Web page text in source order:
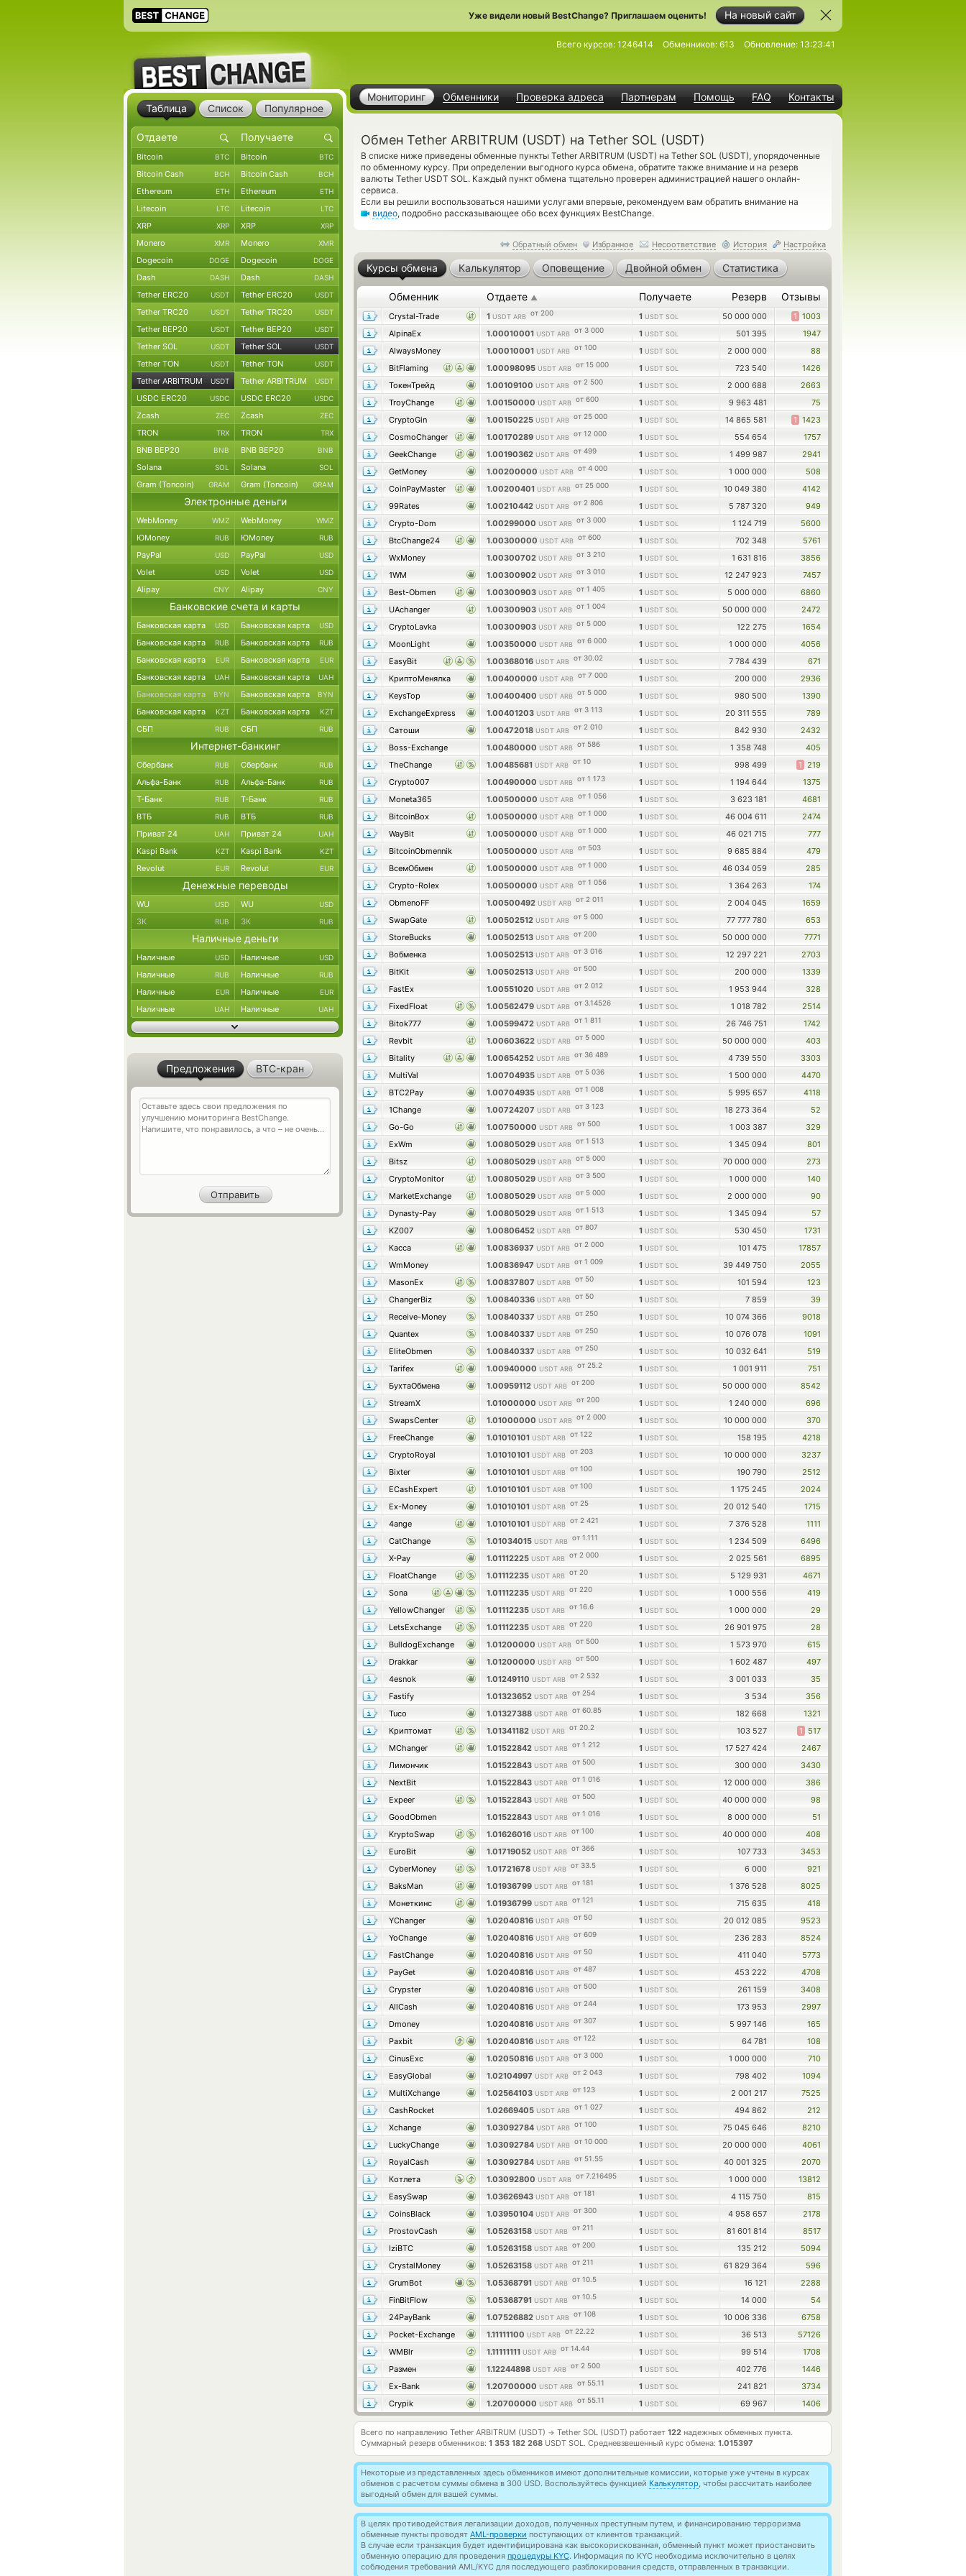
На новый сайт
Уже видели новый BestChange? Приглашаем оценить!
Мониторинг Обменники Проверка адреса Партнерам Помощь FAQ Контакты
Всего курсов: 1246414 Обменников: 613 Обновление: 13:23:41
Обмен Tether ARBITRUM (USDT) на Tether SOL (USDT)
В списке ниже приведены обменные пункты Tether ARBITRUM (USDT) на Tether SOL (USDT), упорядоченные
по обменному курсу. При определении выгодного курса обмена, обратите также внимание и на резерв
валюты Tether USDT SOL. Каждый пункт обмена тщательно проверен администрацией нашего онлайн-
сервиса.
Если вы решили воспользоваться нашими услугами впервые, рекомендуем вам обратить внимание на
видео, подробно рассказывающее обо всех функциях BestChange.
Обратный обмен Избранное Несоответствие История Настройка
Курсы обмена Калькулятор Оповещение Двойной обмен Статистика
Обменник Отдаете ▲ Получаете Резерв Отзывы
Crystal-Trade 1 USDT ARB от 200 1 USDT SOL 50 000 000 1 1003
AlpinaEx
1.00010001 USDT ARB от 3 000 1 USDT SOL 501 395
1947
AlwaysMoney
1.00010001 USDT ARB от 100 1 USDT SOL 2 000 000
88
BitFlaming
1.00098095 USDT ARB от 15 000 1 USDT SOL 723 540
1426
ТокенТрейд
1.00109100 USDT ARB от 2 500 1 USDT SOL 2 000 688
2663
TroyChange
1.00150000 USDT ARB от 600 1 USDT SOL 9 963 481
75
CryptoGin
1.00150225 USDT ARB от 25 000 1 USDT SOL 14 865 581 1 1423
CosmoChanger
1.00170289 USDT ARB от 12 000 1 USDT SOL 554 654
1757
GeekChange
1.00190362 USDT ARB от 499 1 USDT SOL 1 499 987
2941
GetMoney
1.00200000 USDT ARB от 4 000 1 USDT SOL 1 000 000
508
CoinPayMaster
1.00200401 USDT ARB от 25 000 1 USDT SOL 10 049 380
4142
99Rates
1.00210442 USDT ARB от 2 806 1 USDT SOL 5 787 320
949
Crypto-Dom
1.00299000 USDT ARB от 3 000 1 USDT SOL 1 124 719
5600
BtcChange24
1.00300000 USDT ARB от 600 1 USDT SOL 702 348
5761
WxMoney
1.00300702 USDT ARB от 3 210 1 USDT SOL 1 631 816
3856
1WM
1.00300902 USDT ARB от 3 010 1 USDT SOL 12 247 923
7457
Best-Obmen
1.00300903 USDT ARB от 1 405 1 USDT SOL 5 000 000
6860
UAchanger
1.00300903 USDT ARB от 1 004 1 USDT SOL 50 000 000
2472
CryptoLavka
1.00300903 USDT ARB от 5 000 1 USDT SOL 122 275
1654
MoonLight
1.00350000 USDT ARB от 6 000 1 USDT SOL 1 000 000
4056
EasyBit
1.00368016 USDT ARB от 30.02 1 USDT SOL 7 784 439
671
КриптоМенялка
1.00400000 USDT ARB от 7 000 1 USDT SOL 200 000
2936
KeysTop
1.00400400 USDT ARB от 5 000 1 USDT SOL 980 500
1390
ExchangeExpress
1.00401203 USDT ARB от 3 113 1 USDT SOL 20 311 555
789
Сатоши
1.00472018 USDT ARB от 2 010 1 USDT SOL 842 930
2432
Boss-Exchange
1.00480000 USDT ARB от 586 1 USDT SOL 1 358 748
405
TheChange
1.00485681 USDT ARB от 10 1 USDT SOL 998 499 1 219
Crypto007
1.00490000 USDT ARB от 1 173 1 USDT SOL 1 194 644
1375
Moneta365
1.00500000 USDT ARB от 1 056 1 USDT SOL 3 623 181
4681
BitcoinBox
1.00500000 USDT ARB от 1 000 1 USDT SOL 46 004 611
2474
WayBit
1.00500000 USDT ARB от 1 000 1 USDT SOL 46 021 715
777
BitcoinObmennik
1.00500000 USDT ARB от 503 1 USDT SOL 9 685 884
479
ВсемОбмен
1.00500000 USDT ARB от 1 000 1 USDT SOL 46 034 059
285
Crypto-Rolex
1.00500000 USDT ARB от 1 056 1 USDT SOL 1 364 263
174
ObmenoFF
1.00500492 USDT ARB от 2 011 1 USDT SOL 2 004 045
1659
SwapGate
1.00502512 USDT ARB от 5 000 1 USDT SOL 77 777 780
653
StoreBucks
1.00502513 USDT ARB от 200 1 USDT SOL 50 000 000
7771
Вобменка
1.00502513 USDT ARB от 3 016 1 USDT SOL 12 297 221
2703
BitKit
1.00502513 USDT ARB от 500 1 USDT SOL 200 000
1339
FastEx
1.00551020 USDT ARB от 2 012 1 USDT SOL 1 953 944
328
FixedFloat
1.00562479 USDT ARB от 3.14526 1 USDT SOL 1 018 782
2514
Bitok777
1.00599472 USDT ARB от 1 811 1 USDT SOL 26 746 751
1742
Revbit
1.00603622 USDT ARB от 5 000 1 USDT SOL 50 000 000
403
Bitality
1.00654252 USDT ARB от 36 489 1 USDT SOL 4 739 550
3303
MultiVal
1.00704935 USDT ARB от 5 036 1 USDT SOL 1 500 000
4470
BTC2Pay
1.00704935 USDT ARB от 1 008 1 USDT SOL 5 995 657
4118
1Change
1.00724207 USDT ARB от 3 123 1 USDT SOL 18 273 364
52
Go-Go
1.00750000 USDT ARB от 500 1 USDT SOL 1 003 387
329
ExWm
1.00805029 USDT ARB от 1 513 1 USDT SOL 1 345 094
801
Bitsz
1.00805029 USDT ARB от 5 000 1 USDT SOL 70 000 000
273
CryptoMonitor
1.00805029 USDT ARB от 3 500 1 USDT SOL 1 000 000
140
MarketExchange
1.00805029 USDT ARB от 5 000 1 USDT SOL 2 000 000
90
Dynasty-Pay
1.00805029 USDT ARB от 1 513 1 USDT SOL 1 345 094
57
KZ007
1.00806452 USDT ARB от 807 1 USDT SOL 530 450
1731
Касса
1.00836937 USDT ARB от 2 000 1 USDT SOL 101 475
17857
WmMoney
1.00836947 USDT ARB от 1 009 1 USDT SOL 39 449 750
2055
MasonEx
1.00837807 USDT ARB от 50 1 USDT SOL 101 594
123
ChangerBiz
1.00840336 USDT ARB от 50 1 USDT SOL 7 859
39
Receive-Money
1.00840337 USDT ARB от 250 1 USDT SOL 10 074 366
9018
Quantex
1.00840337 USDT ARB от 250 1 USDT SOL 10 076 078
1091
EliteObmen
1.00840337 USDT ARB от 250 1 USDT SOL 10 032 641
519
Tarifex
1.00940000 USDT ARB от 25.2 1 USDT SOL 1 001 911
751
БухтаОбмена
1.00959112 USDT ARB от 200 1 USDT SOL 50 000 000
8542
StreamX
1.01000000 USDT ARB от 200 1 USDT SOL 1 240 000
696
SwapsCenter
1.01000000 USDT ARB от 2 000 1 USDT SOL 10 000 000
370
FreeChange
1.01010101 USDT ARB от 122 1 USDT SOL 158 195
4218
CryptoRoyal
1.01010101 USDT ARB от 203 1 USDT SOL 10 000 000
3237
Bixter
1.01010101 USDT ARB от 100 1 USDT SOL 190 790
2512
ECashExpert
1.01010101 USDT ARB от 100 1 USDT SOL 1 175 245
2024
Ex-Money
1.01010101 USDT ARB от 25 1 USDT SOL 20 012 540
1715
4ange
1.01010101 USDT ARB от 2 421 1 USDT SOL 7 376 528
1111
CatChange
1.01034015 USDT ARB от 1.111 1 USDT SOL 1 234 509
6496
X-Pay
1.01112225 USDT ARB от 2 000 1 USDT SOL 2 025 561
6895
FloatChange
1.01112235 USDT ARB от 20 1 USDT SOL 5 129 931
4671
Sona
1.01112235 USDT ARB от 220 1 USDT SOL 1 000 556
419
YellowChanger
1.01112235 USDT ARB от 16.6 1 USDT SOL 1 000 000
29
LetsExchange
1.01112235 USDT ARB от 220 1 USDT SOL 26 901 975
28
BulldogExchange
1.01200000 USDT ARB от 500 1 USDT SOL 1 573 970
615
Drakkar
1.01200000 USDT ARB от 500 1 USDT SOL 1 602 487
497
4esnok
1.01249110 USDT ARB от 2 532 1 USDT SOL 3 001 033
35
Fastify
1.01323652 USDT ARB от 254 1 USDT SOL 3 534
356
Tuco
1.01327388 USDT ARB от 60.85 1 USDT SOL 182 668
1321
Криптомат
1.01341182 USDT ARB от 20.2 1 USDT SOL 103 527 1
517
MChanger
1.01522842 USDT ARB от 1 212 1 USDT SOL 17 527 424
2467
Лимончик
1.01522843 USDT ARB от 500 1 USDT SOL 300 000
3430
NextBit
1.01522843 USDT ARB от 1 016 1 USDT SOL 12 000 000
386
Expeer
1.01522843 USDT ARB от 500 1 USDT SOL 40 000 000
98
GoodObmen
1.01522843 USDT ARB от 1 016 1 USDT SOL 8 000 000
51
KryptoSwap
1.01626016 USDT ARB от 100 1 USDT SOL 40 000 000
408
EuroBit
1.01719052 USDT ARB от 366 1 USDT SOL 107 733
3453
CyberMoney
1.01721678 USDT ARB от 33.5 1 USDT SOL 6 000
921
BaksMan
1.01936799 USDT ARB от 181 1 USDT SOL 1 376 528
8025
Монеткинс
1.01936799 USDT ARB от 121 1 USDT SOL 715 635
418
YChanger
1.02040816 USDT ARB от 50 1 USDT SOL 20 012 085
9523
YoChange
1.02040816 USDT ARB от 609 1 USDT SOL 236 283
8524
FastChange
1.02040816 USDT ARB от 50 1 USDT SOL 411 040
5773
PayGet
1.02040816 USDT ARB от 487 1 USDT SOL 453 222
4708
Crypster
1.02040816 USDT ARB от 500 1 USDT SOL 261 159
3408
AllCash
1.02040816 USDT ARB от 244 1 USDT SOL 173 953
2997
Dmoney
1.02040816 USDT ARB от 307 1 USDT SOL 5 997 146
165
Paxbit
1.02040816 USDT ARB от 122 1 USDT SOL 64 781
108
CinusExc
1.02050816 USDT ARB от 3 000 1 USDT SOL 1 000 000
710
EasyGlobal
1.02104997 USDT ARB от 2 043 1 USDT SOL 798 402
1094
MultiXchange
1.02564103 USDT ARB от 123 1 USDT SOL 2 001 217
7525
CashRocket
1.02669405 USDT ARB от 1 027 1 USDT SOL 494 862
212
Xchange
1.03092784 USDT ARB от 100 1 USDT SOL 75 045 646
8210
LuckyChange
1.03092784 USDT ARB от 10 000 1 USDT SOL 20 000 000
4061
RoyalCash
1.03092784 USDT ARB от 51.55 1 USDT SOL 40 001 325
2070
Котлета
1.03092800 USDT ARB от 7.216495 1 USDT SOL 1 000 000
13812
EasySwap
1.03626943 USDT ARB от 181 1 USDT SOL 4 115 750
815
CoinsBlack
1.03950104 USDT ARB от 300 1 USDT SOL 4 958 657
2178
ProstovCash
1.05263158 USDT ARB от 211 1 USDT SOL 81 601 814
8517
IziBTC
1.05263158 USDT ARB от 200 1 USDT SOL 135 212
5094
CrystalMoney
1.05263158 USDT ARB от 211 1 USDT SOL 61 829 364
596
GrumBot
1.05368791 USDT ARB от 10.5 1 USDT SOL 16 121
2288
FinBitFlow
1.05368791 USDT ARB от 10.5 1 USDT SOL 14 000
54
24PayBank
1.07526882 USDT ARB от 108 1 USDT SOL 10 006 336
6758
Pocket-Exchange
1.11111100 USDT ARB от 22.22 1 USDT SOL 36 513
57126
WMBlr
1.11111111 USDT ARB от 14.44 1 USDT SOL 99 514
1708
Размен
1.12244898 USDT ARB от 2 500 1 USDT SOL 402 776
1446
Ex-Bank
1.20700000 USDT ARB от 55.11 1 USDT SOL 241 821
3734
Crypik
1.20700000 USDT ARB от 55.11 1 USDT SOL 69 967 1406
Всего по направлению Tether ARBITRUM (USDT) → Tether SOL (USDT) работает 122 надежных обменных пункта.
Суммарный резерв обменников: 1 353 182 268 USDT SOL. Средневзвешенный курс обмена: 1.015397
Некоторые из представленных здесь обменников имеют дополнительные комиссии, которые уже учтены в курсах
обменов с расчетом суммы обмена в 300 USD. Воспользуйтесь функцией Калькулятор, чтобы рассчитать наиболее
выгодный обмен для вашей суммы.
В целях противодействия легализации доходов, полученных преступным путем, и финансированию терроризма
обменные пункты проводят AML-проверки поступающих от клиентов транзакций.
В случае если транзакция будет идентифицирована как высокорискованная, обменный пункт может приостановить
обменную операцию для проведения процедуры KYC. Информация по KYC необходима исключительно в целях
соблюдения требований AML/KYC для последующего разблокирования средств, отправленных в транзакции.
Таблица Список Популярное
Bitcoin BTC Bitcoin BTC
Bitcoin Cash BCH Bitcoin Cash BCH
Ethereum ETH Ethereum ETH
Litecoin LTC Litecoin LTC
XRP XRP XRP XRP
Monero XMR Monero XMR
Dogecoin DOGE Dogecoin DOGE
Dash DASH Dash DASH
Tether ERC20 USDT Tether ERC20 USDT
Tether TRC20 USDT Tether TRC20 USDT
Tether BEP20 USDT Tether BEP20 USDT
Tether SOL USDT Tether SOL USDT
Tether TON USDT Tether TON USDT
Tether ARBITRUM USDT Tether ARBITRUM USDT
USDC ERC20 USDC USDC ERC20 USDC
Zcash ZEC Zcash ZEC
TRON TRX TRON TRX
BNB BEP20 BNB BNB BEP20 BNB
Solana SOL Solana SOL
Gram (Toncoin) GRAM Gram (Toncoin) GRAM
Электронные деньги
WebMoney WMZ WebMoney WMZ
ЮMoney RUB ЮMoney RUB
PayPal USD PayPal USD
Volet USD Volet USD
Alipay CNY Alipay CNY
Банковские счета и карты
Банковская карта USD Банковская карта USD
Банковская карта RUB Банковская карта RUB
Банковская карта EUR Банковская карта EUR
Банковская карта UAH Банковская карта UAH
Банковская карта BYN Банковская карта BYN
Банковская карта KZT Банковская карта KZT
СБП RUB СБП RUB
Интернет-банкинг
Сбербанк RUB Сбербанк RUB
Альфа-Банк RUB Альфа-Банк RUB
Т-Банк RUB Т-Банк RUB
ВТБ RUB ВТБ RUB
Приват 24 UAH Приват 24 UAH
Kaspi Bank KZT Kaspi Bank KZT
Revolut EUR Revolut EUR
Денежные переводы
WU USD WU USD
ЗК RUB ЗК RUB
Наличные деньги
Наличные USD Наличные USD
Наличные RUB Наличные RUB
Наличные EUR Наличные EUR
Наличные UAH Наличные UAH
Предложения BTC-кран